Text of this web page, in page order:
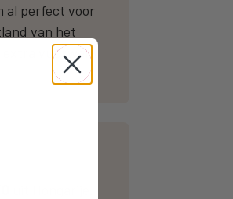
al perfect voor
van het
extra vuurwerk